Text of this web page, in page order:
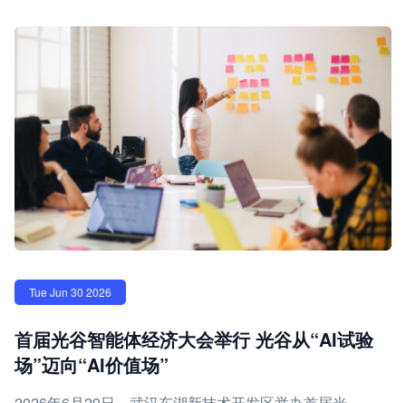
Tue Jun 30 2026
首届光谷智能体经济大会举行 光谷从“AI试验
场”迈向“AI价值场”